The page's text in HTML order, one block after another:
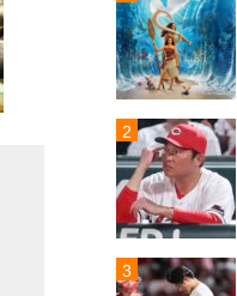
ものぐさな？パンダ